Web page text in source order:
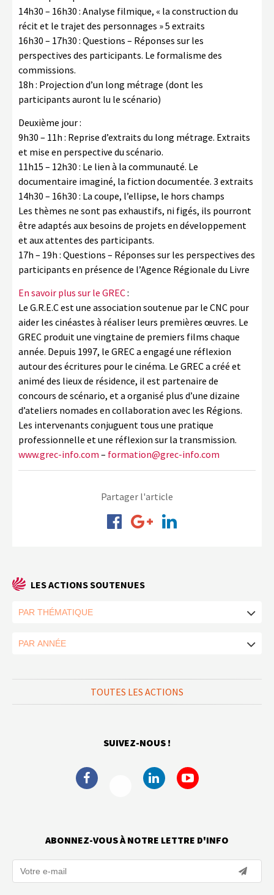
14h30 – 16h30 : Analyse filmique, « la construction du
récit et le trajet des personnages » 5 extraits
16h30 – 17h30 : Questions – Réponses sur les
perspectives des participants. Le formalisme des
commissions.
18h : Projection d’un long métrage (dont les
participants auront lu le scénario)
Deuxième jour :
9h30 – 11h : Reprise d’extraits du long métrage. Extraits
et mise en perspective du scénario.
11h15 – 12h30 : Le lien à la communauté. Le
documentaire imaginé, la fiction documentée. 3 extraits
14h30 – 16h30 : La coupe, l’ellipse, le hors champs
Les thèmes ne sont pas exhaustifs, ni figés, ils pourront
être adaptés aux besoins de projets en développement
et aux attentes des participants.
17h – 19h : Questions – Réponses sur les perspectives des
participants en présence de l’Agence Régionale du Livre
En savoir plus sur le GREC:
Le G.R.E.C est une association soutenue par le CNC pour
aider les cinéastes à réaliser leurs premières œuvres. Le
GREC produit une vingtaine de premiers films chaque
année. Depuis 1997, le GREC a engagé une réflexion
autour des écritures pour le cinéma. Le GREC a créé et
animé des lieux de résidence, il est partenaire de
concours de scénario, et a organisé plus d’une dizaine
d’ateliers nomades en collaboration avec les Régions.
Les intervenants conjuguent tous une pratique
professionnelle et une réflexion sur la transmission.
www.grec-info.com – formation@grec-info.com
Partager l'article
LES ACTIONS SOUTENUES
TOUTES LES ACTIONS
SUIVEZ-NOUS !
ABONNEZ-VOUS À NOTRE LETTRE D'INFO